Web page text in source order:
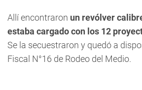
Allí encontraron un revólver
estaba cargado con los 12
Se la secuestraron y quedó a
Fiscal N°16 de Rodeo del Medio.